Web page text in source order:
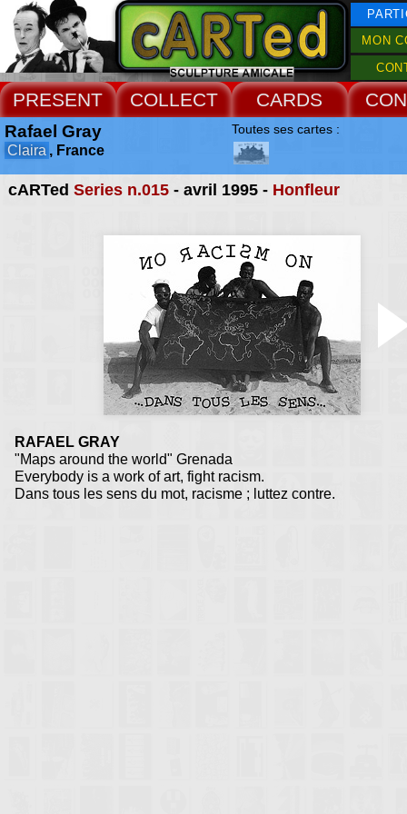
MON
PRESENT COLLECT CARDS
cARTed Series n.015- avril 1995 - Honfleur
RAFAEL GRAY
"Maps around the world" Grenada
Everybody is a work of art, fight racism.
Dans tous les sens du mot, racisme ; luttez contre.
Rafael Gray
Claira , France
Toutes ses cartes :